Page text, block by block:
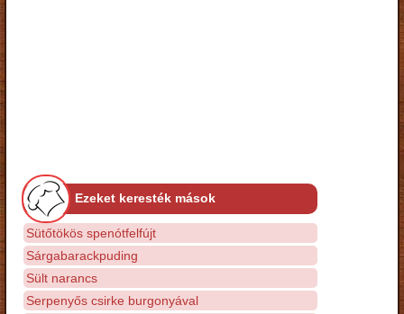
Ezeket keresték mások
Sütőtökös spenótfelfújt
Sárgabarackpuding
Sült narancs
Serpenyős csirke burgonyával